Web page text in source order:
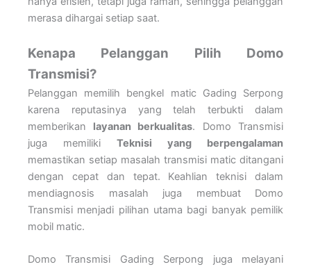
merasa dihargai setiap saat.
Kenapa Pelanggan Pilih Domo
Transmisi?
Pelanggan memilih bengkel matic Gading Serpong
karena reputasinya yang telah terbukti dalam
memberikan layanan berkualitas. Domo Transmisi
juga memiliki Teknisi yang berpengalaman
memastikan setiap masalah transmisi matic ditangani
dengan cepat dan tepat. Keahlian teknisi dalam
mendiagnosis masalah juga membuat Domo
Transmisi menjadi pilihan utama bagi banyak pemilik
mobil matic.
Domo Transmisi Gading Serpong juga melayani